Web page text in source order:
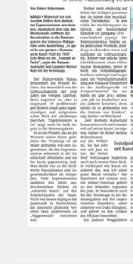
Veranstaltungen
Aktuell
Archiv
Remisengalerie